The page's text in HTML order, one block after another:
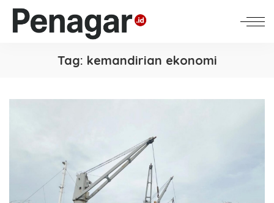
Tag: kemandirian ekonomi